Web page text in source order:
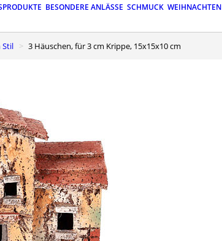
BESONDERE ANLÄSSE SCHMUCK WEIHNACHTEN
Stil 3 Häuschen, für 3 cm Krippe, 15x15x10 cm